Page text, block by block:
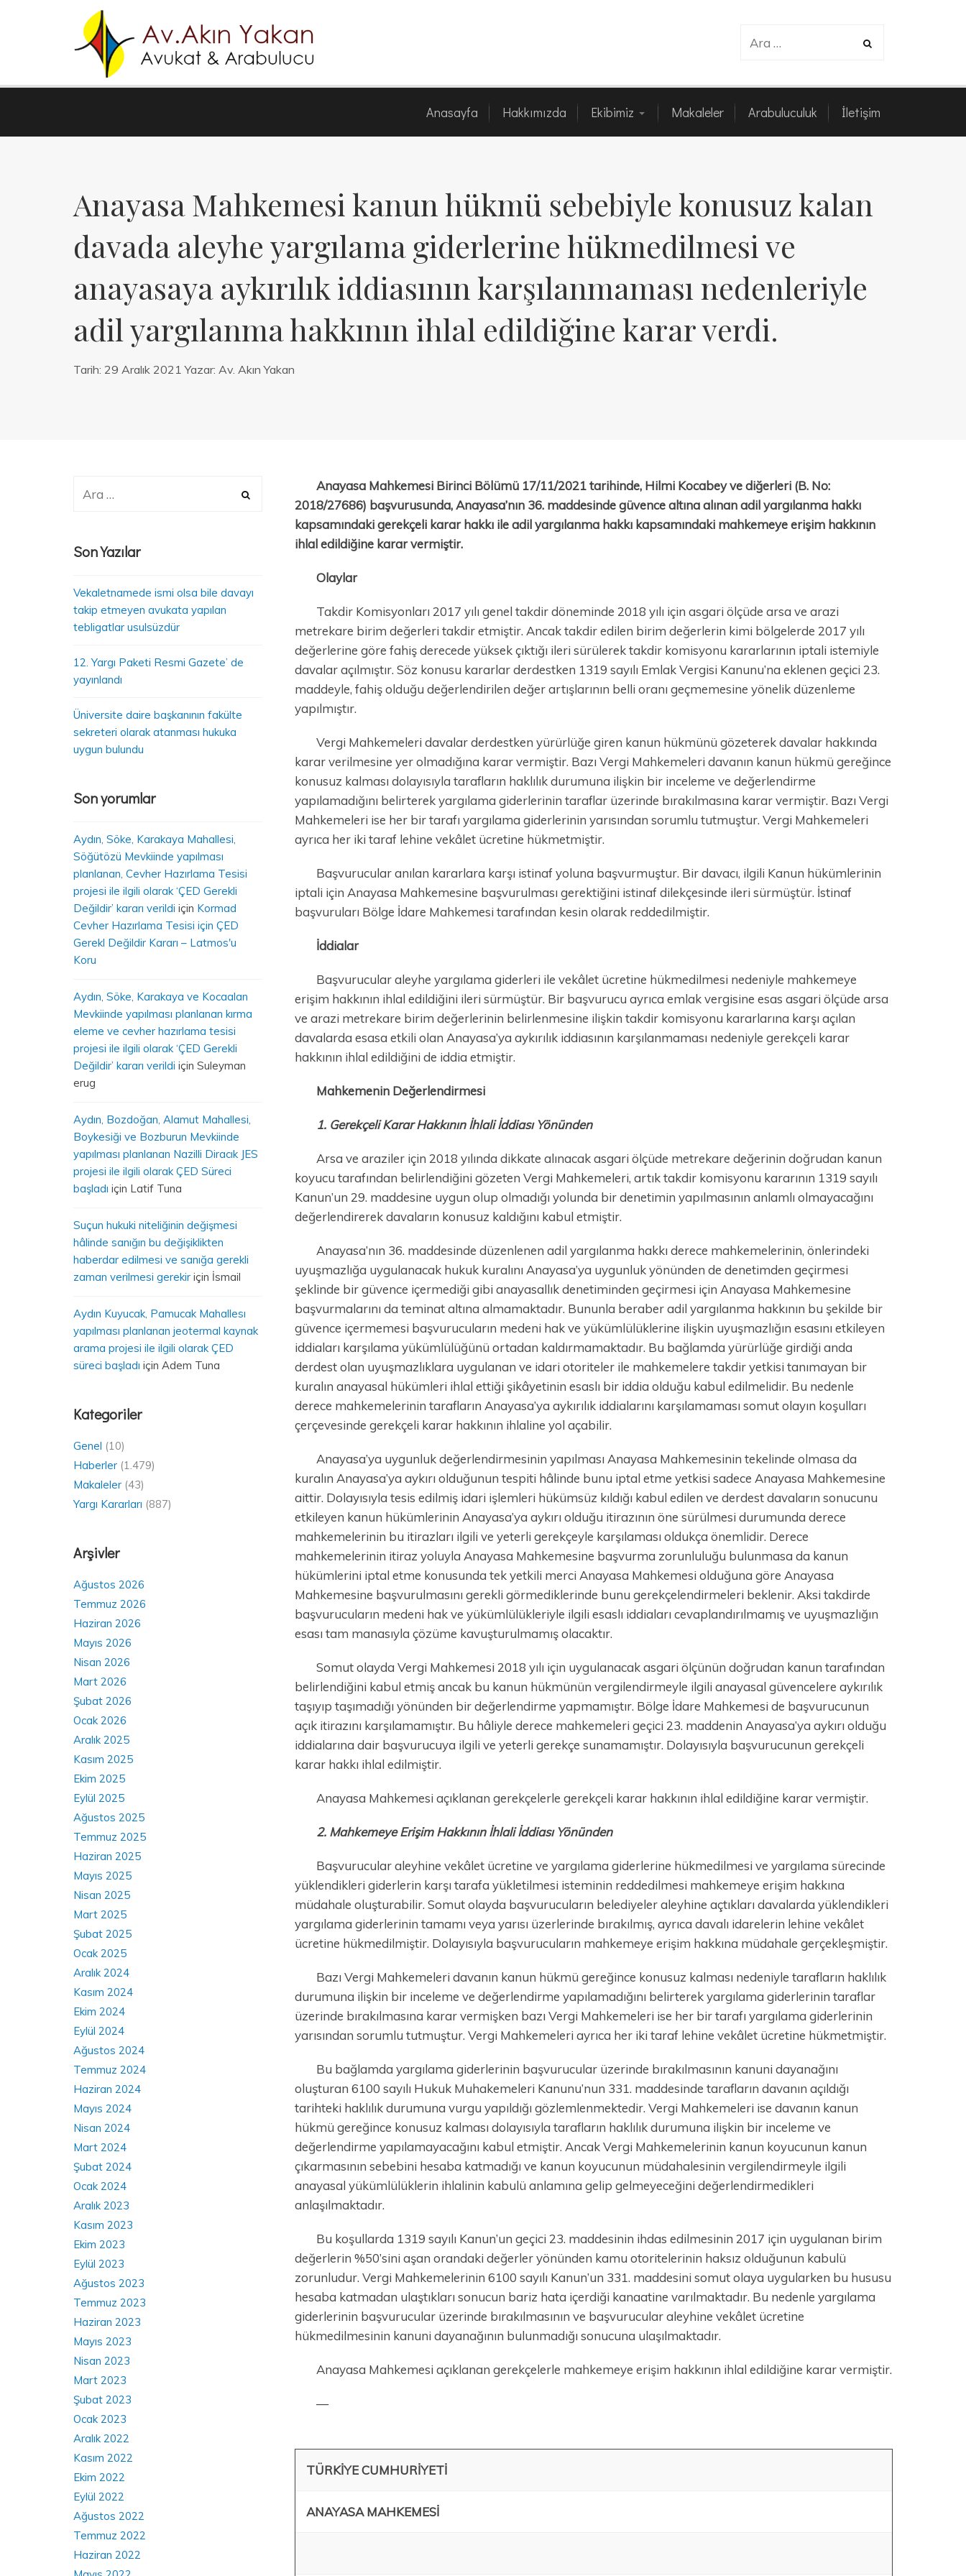
Anasayfa Hakkımızda Ekibimiz Makaleler Arabuluculuk İletişim
Anayasa Mahkemesi kanun hükmü sebebiyle konusuz kalan
davada aleyhe yargılama giderlerine hükmedilmesi ve
anayasaya aykırılık iddiasının karşılanmaması nedenleriyle
adil yargılanma hakkının ihlal edildiğine karar verdi.
Tarih: 29 Aralık 2021 Yazar: Av. Akın Yakan
Anayasa Mahkemesi Birinci Bölümü 17/11/2021 tarihinde, Hilmi Kocabey ve diğerleri (B. No:
2018/27686) başvurusunda, Anayasa’nın 36. maddesinde güvence altına alınan adil yargılanma hakkı
kapsamındaki gerekçeli karar hakkı ile adil yargılanma hakkı kapsamındaki mahkemeye erişim hakkının
ihlal edildiğine karar vermiştir.
Olaylar
Takdir Komisyonları 2017 yılı genel takdir döneminde 2018 yılı için asgari ölçüde arsa ve arazi
metrekare birim değerleri takdir etmiştir. Ancak takdir edilen birim değerlerin kimi bölgelerde 2017 yılı
değerlerine göre fahiş derecede yüksek çıktığı ileri sürülerek takdir komisyonu kararlarının iptali istemiyle
davalar açılmıştır. Söz konusu kararlar derdestken 1319 sayılı Emlak Vergisi Kanunu’na eklenen geçici 23.
maddeyle, fahiş olduğu değerlendirilen değer artışlarının belli oranı geçmemesine yönelik düzenleme
yapılmıştır.
Vergi Mahkemeleri davalar derdestken yürürlüğe giren kanun hükmünü gözeterek davalar hakkında
karar verilmesine yer olmadığına karar vermiştir. Bazı Vergi Mahkemeleri davanın kanun hükmü gereğince
konusuz kalması dolayısıyla tarafların haklılık durumuna ilişkin bir inceleme ve değerlendirme
yapılamadığını belirterek yargılama giderlerinin taraflar üzerinde bırakılmasına karar vermiştir. Bazı Vergi
Mahkemeleri ise her bir tarafı yargılama giderlerinin yarısından sorumlu tutmuştur. Vergi Mahkemeleri
ayrıca her iki taraf lehine vekâlet ücretine hükmetmiştir.
Başvurucular anılan kararlara karşı istinaf yoluna başvurmuştur. Bir davacı, ilgili Kanun hükümlerinin
iptali için Anayasa Mahkemesine başvurulması gerektiğini istinaf dilekçesinde ileri sürmüştür. İstinaf
başvuruları Bölge İdare Mahkemesi tarafından kesin olarak reddedilmiştir.
İddialar
Başvurucular aleyhe yargılama giderleri ile vekâlet ücretine hükmedilmesi nedeniyle mahkemeye
erişim hakkının ihlal edildiğini ileri sürmüştür. Bir başvurucu ayrıca emlak vergisine esas asgari ölçüde arsa
ve arazi metrekare birim değerlerinin belirlenmesine ilişkin takdir komisyonu kararlarına karşı açılan
davalarda esasa etkili olan Anayasa’ya aykırılık iddiasının karşılanmaması nedeniyle gerekçeli karar
hakkının ihlal edildiğini de iddia etmiştir.
Mahkemenin Değerlendirmesi
1. Gerekçeli Karar Hakkının İhlali İddiası Yönünden
Arsa ve araziler için 2018 yılında dikkate alınacak asgari ölçüde metrekare değerinin doğrudan kanun
koyucu tarafından belirlendiğini gözeten Vergi Mahkemeleri, artık takdir komisyonu kararının 1319 sayılı
Kanun’un 29. maddesine uygun olup olmadığı yolunda bir denetimin yapılmasının anlamlı olmayacağını
değerlendirerek davaların konusuz kaldığını kabul etmiştir.
Anayasa’nın 36. maddesinde düzenlenen adil yargılanma hakkı derece mahkemelerinin, önlerindeki
uyuşmazlığa uygulanacak hukuk kuralını Anayasa’ya uygunluk yönünden de denetimden geçirmesi
şeklinde bir güvence içermediği gibi anayasallık denetiminden geçirmesi için Anayasa Mahkemesine
başvurmalarını da teminat altına almamaktadır. Bununla beraber adil yargılanma hakkının bu şekilde bir
güvence içermemesi başvurucuların medeni hak ve yükümlülüklerine ilişkin uyuşmazlığın esasını etkileyen
iddiaları karşılama yükümlülüğünü ortadan kaldırmamaktadır. Bu bağlamda yürürlüğe girdiği anda
derdest olan uyuşmazlıklara uygulanan ve idari otoriteler ile mahkemelere takdir yetkisi tanımayan bir
kuralın anayasal hükümleri ihlal ettiği şikâyetinin esaslı bir iddia olduğu kabul edilmelidir. Bu nedenle
derece mahkemelerinin tarafların Anayasa’ya aykırılık iddialarını karşılamaması somut olayın koşulları
çerçevesinde gerekçeli karar hakkının ihlaline yol açabilir.
Anayasa’ya uygunluk değerlendirmesinin yapılması Anayasa Mahkemesinin tekelinde olmasa da
kuralın Anayasa’ya aykırı olduğunun tespiti hâlinde bunu iptal etme yetkisi sadece Anayasa Mahkemesine
aittir. Dolayısıyla tesis edilmiş idari işlemleri hükümsüz kıldığı kabul edilen ve derdest davaların sonucunu
etkileyen kanun hükümlerinin Anayasa’ya aykırı olduğu itirazının öne sürülmesi durumunda derece
mahkemelerinin bu itirazları ilgili ve yeterli gerekçeyle karşılaması oldukça önemlidir. Derece
mahkemelerinin itiraz yoluyla Anayasa Mahkemesine başvurma zorunluluğu bulunmasa da kanun
hükümlerini iptal etme konusunda tek yetkili merci Anayasa Mahkemesi olduğuna göre Anayasa
Mahkemesine başvurulmasını gerekli görmediklerinde bunu gerekçelendirmeleri beklenir. Aksi takdirde
başvurucuların medeni hak ve yükümlülükleriyle ilgili esaslı iddiaları cevaplandırılmamış ve uyuşmazlığın
esası tam manasıyla çözüme kavuşturulmamış olacaktır.
Somut olayda Vergi Mahkemesi 2018 yılı için uygulanacak asgari ölçünün doğrudan kanun tarafından
belirlendiğini kabul etmiş ancak bu kanun hükmünün vergilendirmeyle ilgili anayasal güvencelere aykırılık
taşıyıp taşımadığı yönünden bir değerlendirme yapmamıştır. Bölge İdare Mahkemesi de başvurucunun
açık itirazını karşılamamıştır. Bu hâliyle derece mahkemeleri geçici 23. maddenin Anayasa’ya aykırı olduğu
iddialarına dair başvurucuya ilgili ve yeterli gerekçe sunamamıştır. Dolayısıyla başvurucunun gerekçeli
karar hakkı ihlal edilmiştir.
Anayasa Mahkemesi açıklanan gerekçelerle gerekçeli karar hakkının ihlal edildiğine karar vermiştir.
2. Mahkemeye Erişim Hakkının İhlali İddiası Yönünden
Başvurucular aleyhine vekâlet ücretine ve yargılama giderlerine hükmedilmesi ve yargılama sürecinde
yüklendikleri giderlerin karşı tarafa yükletilmesi isteminin reddedilmesi mahkemeye erişim hakkına
müdahale oluşturabilir. Somut olayda başvurucuların belediyeler aleyhine açtıkları davalarda yüklendikleri
yargılama giderlerinin tamamı veya yarısı üzerlerinde bırakılmış, ayrıca davalı idarelerin lehine vekâlet
ücretine hükmedilmiştir. Dolayısıyla başvurucuların mahkemeye erişim hakkına müdahale gerçekleşmiştir.
Bazı Vergi Mahkemeleri davanın kanun hükmü gereğince konusuz kalması nedeniyle tarafların haklılık
durumuna ilişkin bir inceleme ve değerlendirme yapılamadığını belirterek yargılama giderlerinin taraflar
üzerinde bırakılmasına karar vermişken bazı Vergi Mahkemeleri ise her bir tarafı yargılama giderlerinin
yarısından sorumlu tutmuştur. Vergi Mahkemeleri ayrıca her iki taraf lehine vekâlet ücretine hükmetmiştir.
Bu bağlamda yargılama giderlerinin başvurucular üzerinde bırakılmasının kanuni dayanağını
oluşturan 6100 sayılı Hukuk Muhakemeleri Kanunu’nun 331. maddesinde tarafların davanın açıldığı
tarihteki haklılık durumuna vurgu yapıldığı gözlemlenmektedir. Vergi Mahkemeleri ise davanın kanun
hükmü gereğince konusuz kalması dolayısıyla tarafların haklılık durumuna ilişkin bir inceleme ve
değerlendirme yapılamayacağını kabul etmiştir. Ancak Vergi Mahkemelerinin kanun koyucunun kanun
çıkarmasının sebebini hesaba katmadığı ve kanun koyucunun müdahalesinin vergilendirmeyle ilgili
anayasal yükümlülüklerin ihlalinin kabulü anlamına gelip gelmeyeceğini değerlendirmedikleri
anlaşılmaktadır.
Bu koşullarda 1319 sayılı Kanun’un geçici 23. maddesinin ihdas edilmesinin 2017 için uygulanan birim
değerlerin %50’sini aşan orandaki değerler yönünden kamu otoritelerinin haksız olduğunun kabulü
zorunludur. Vergi Mahkemelerinin 6100 sayılı Kanun’un 331. maddesini somut olaya uygularken bu hususu
hesaba katmadan ulaştıkları sonucun bariz hata içerdiği kanaatine varılmaktadır. Bu nedenle yargılama
giderlerinin başvurucular üzerinde bırakılmasının ve başvurucular aleyhine vekâlet ücretine
hükmedilmesinin kanuni dayanağının bulunmadığı sonucuna ulaşılmaktadır.
Anayasa Mahkemesi açıklanan gerekçelerle mahkemeye erişim hakkının ihlal edildiğine karar vermiştir.
—
TÜRKİYE CUMHURİYETİ
ANAYASA MAHKEMESİ
Son Yazılar
Vekaletnamede ismi olsa bile davayı
takip etmeyen avukata yapılan
tebligatlar usulsüzdür
12. Yargı Paketi Resmi Gazete’ de
yayınlandı
Üniversite daire başkanının fakülte
sekreteri olarak atanması hukuka
uygun bulundu
Son yorumlar
Aydın, Söke, Karakaya Mahallesi,
Söğütözü Mevkiinde yapılması
planlanan, Cevher Hazırlama Tesisi
projesi ile ilgili olarak ‘ÇED Gerekli
Değildir’ kararı verildi için Kormad
Cevher Hazırlama Tesisi için ÇED
Gerekl Değildir Kararı – Latmos'u
Koru
Aydın, Söke, Karakaya ve Kocaalan
Mevkiinde yapılması planlanan kırma
eleme ve cevher hazırlama tesisi
projesi ile ilgili olarak ‘ÇED Gerekli
Değildir’ kararı verildi için Suleyman
erug
Aydın, Bozdoğan, Alamut Mahallesi,
Boykesiği ve Bozburun Mevkiinde
yapılması planlanan Nazilli Diracık JES
projesi ile ilgili olarak ÇED Süreci
başladı için Latif Tuna
Suçun hukuki niteliğinin değişmesi
hâlinde sanığın bu değişiklikten
haberdar edilmesi ve sanığa gerekli
zaman verilmesi gerekir için İsmail
Aydın Kuyucak, Pamucak Mahallesı
yapılması planlanan jeotermal kaynak
arama projesi ile ilgili olarak ÇED
süreci başladı için Adem Tuna
Kategoriler
Genel (10)
Haberler (1.479)
Makaleler (43)
Yargı Kararları (887)
Arşivler
Ağustos 2026
Temmuz 2026
Haziran 2026
Mayıs 2026
Nisan 2026
Mart 2026
Şubat 2026
Ocak 2026
Aralık 2025
Kasım 2025
Ekim 2025
Eylül 2025
Ağustos 2025
Temmuz 2025
Haziran 2025
Mayıs 2025
Nisan 2025
Mart 2025
Şubat 2025
Ocak 2025
Aralık 2024
Kasım 2024
Ekim 2024
Eylül 2024
Ağustos 2024
Temmuz 2024
Haziran 2024
Mayıs 2024
Nisan 2024
Mart 2024
Şubat 2024
Ocak 2024
Aralık 2023
Kasım 2023
Ekim 2023
Eylül 2023
Ağustos 2023
Temmuz 2023
Haziran 2023
Mayıs 2023
Nisan 2023
Mart 2023
Şubat 2023
Ocak 2023
Aralık 2022
Kasım 2022
Ekim 2022
Eylül 2022
Ağustos 2022
Temmuz 2022
Haziran 2022